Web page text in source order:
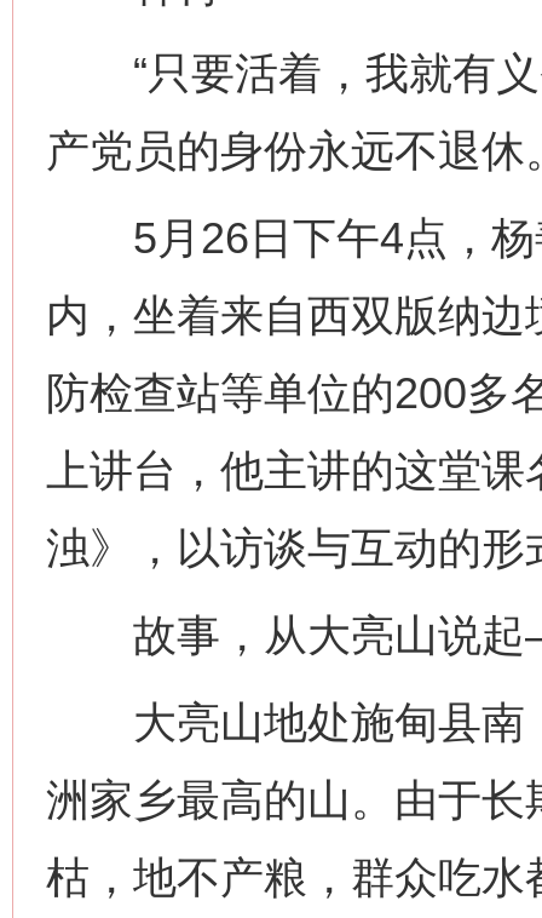
“只要活着，我就有义
产党员的身份永远不退休
5月26日下午4点，杨
内，坐着来自西双版纳
防检查站等单位的200多
上讲台，他主讲的这堂
浊》，以访谈与互动的
故事，从大亮山说
大亮山地处施甸县南
洲家乡最高的山。由于
枯，地不产粮，群众吃